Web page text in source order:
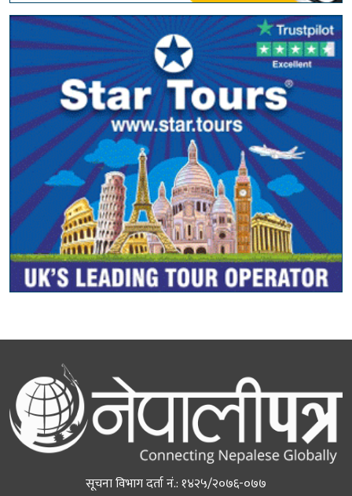
सूचना विभाग दर्ता नं.: १४२५/२०७६-०७७